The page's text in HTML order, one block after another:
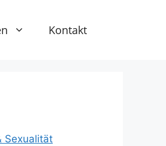
Kontakt
Sexualität